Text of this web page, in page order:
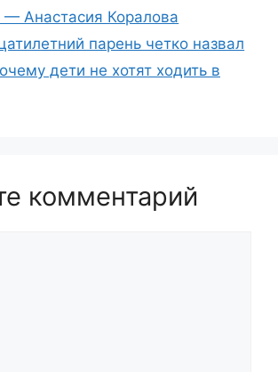
— Анастасия Коралова
парень четко назвал
дети не хотят ходить в
комментарий